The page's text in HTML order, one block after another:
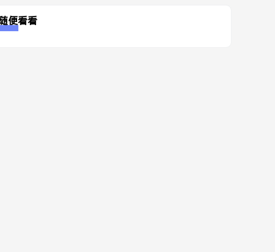
随便看看